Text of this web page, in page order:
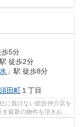
歩5分
駅 徒歩2分
」駅 徒歩8分
田町 １丁目
に負けない総合仲介店を
最新の物件を頂きお客